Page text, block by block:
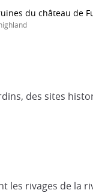
du château de
des sites
rivages de la